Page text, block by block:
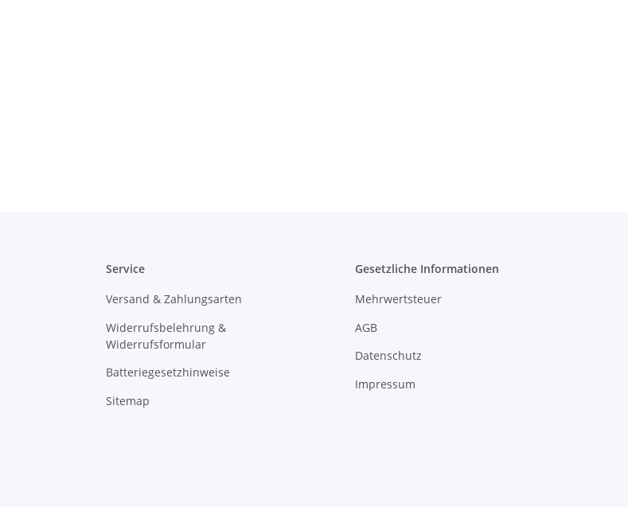
Service
Versand & Zahlungsarten
Widerrufsbelehrung &
Widerrufsformular
Batteriegesetzhinweise
Sitemap
Gesetzliche Informationen
Mehrwertsteuer
AGB
Datenschutz
Impressum